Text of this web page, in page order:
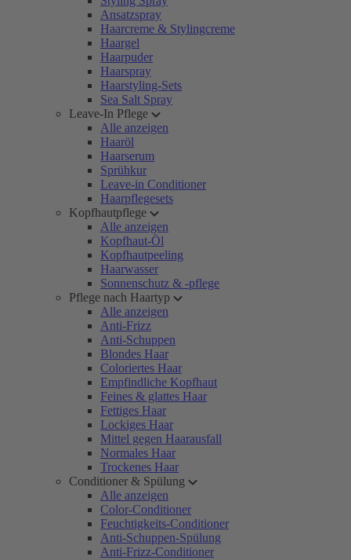
Ansatzspray
Haarcreme & Stylingcreme
Haargel
Haarpuder
Haarspray
Haarstyling-Sets
Sea Salt Spray
Leave-In Pflege
Alle anzeigen
Haaröl
Haarserum
Sprühkur
Leave-in Conditioner
Haarpflegesets
Kopfhautpflege
Alle anzeigen
Kopfhaut-Öl
Kopfhautpeeling
Haarwasser
Sonnenschutz & -pflege
Pflege nach Haartyp
Alle anzeigen
Anti-Frizz
Anti-Schuppen
Blondes Haar
Coloriertes Haar
Empfindliche Kopfhaut
Feines & glattes Haar
Fettiges Haar
Lockiges Haar
Mittel gegen Haarausfall
Normales Haar
Trockenes Haar
Conditioner & Spülung
Alle anzeigen
Color-Conditioner
Feuchtigkeits-Conditioner
Anti-Schuppen-Spülung
Anti-Frizz-Conditioner